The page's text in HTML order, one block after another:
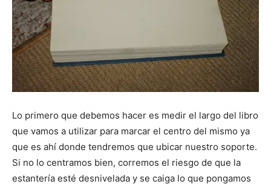
Lo primero que debemos hacer es medir el largo del libro
que vamos a utilizar para marcar el centro del mismo ya
que es ahí donde tendremos que ubicar nuestro soporte.
Si no lo centramos bien, corremos el riesgo de que la
estantería esté desnivelada y se caiga lo que pongamos